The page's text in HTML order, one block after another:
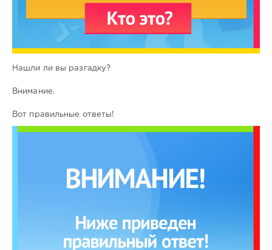
Нашли ли вы разгадку?
Внимание.
Вот правильные ответы!